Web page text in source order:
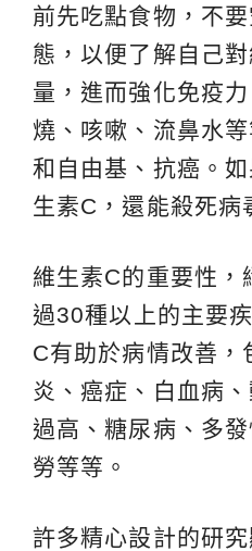
前先吃點食物，不
態，以便了解自己
量，進而強化免疫
燒、咳嗽、流鼻水
和自由基、抗癌。
生素C，還能殺死病
維生素C的重要性，
過30種以上的主要
C有助於病情改善，
炎、癌症、白血病
過高、糖尿病、多
勞等等。
許多精心設計的研